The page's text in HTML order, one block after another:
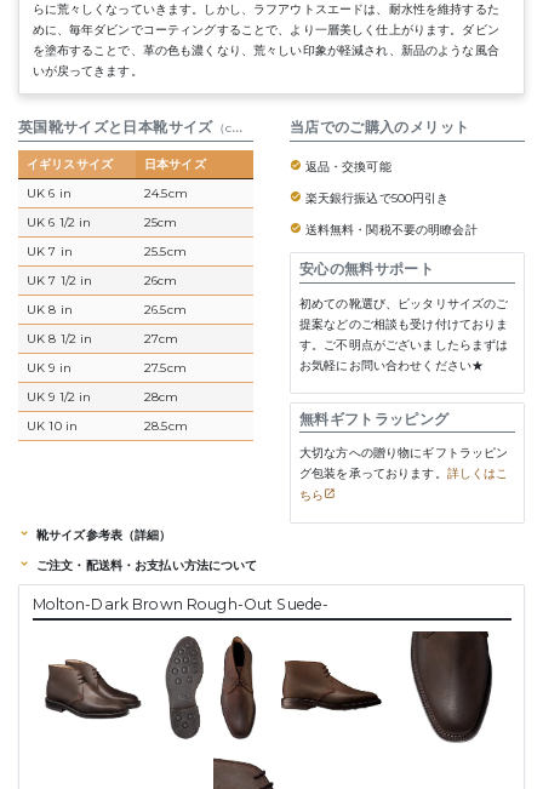
らに荒々しくなっていきます。しかし、ラフアウトスエードは、耐水性を維持するた
めに、毎年ダビンでコーティングすることで、より一層美しく仕上がります。ダビン
を塗布することで、革の色も濃くなり、荒々しい印象が軽減され、新品のような風合
いが戻ってきます。
英国靴サイズと日本靴サイズ （cm） 参考表
イギリスサイズ 日本サイズ
UK 6 in 24.5cm
UK 6 1/2 in 25cm
UK 7 in 25.5cm
UK 7 1/2 in 26cm
UK 8 in 26.5cm
UK 8 1/2 in 27cm
UK 9 in 27.5cm
UK 9 1/2 in 28cm
UK 10 in 28.5cm
当店でのご購入のメリット
返品・交換可能
楽天銀行振込で500円引き
送料無料・関税不要の明瞭会計
安心の無料サポート
初めての靴選び、ピッタリサイズのご
提案などのご相談も受け付けておりま
す。ご不明点がございましたらまずは
お気軽にお問い合わせください★
無料ギフトラッピング
大切な方への贈り物にギフトラッピン
グ包装を承っております。 詳しくはこ
ちら
靴サイズ参考表（詳細）
ご注文・配送料・お支払い方法について
Molton-Dark Brown Rough-Out Suede-